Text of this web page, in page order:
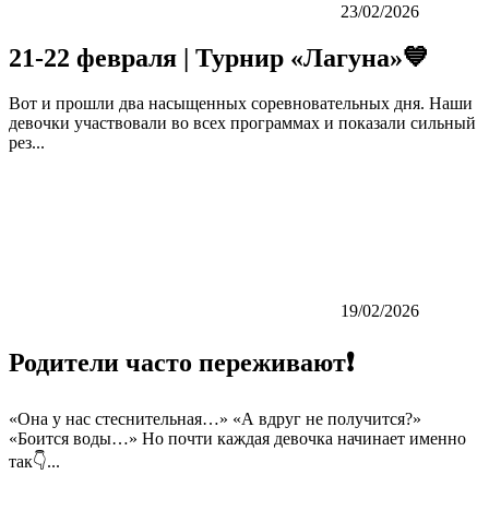
23/02/2026
21-22 февраля | Турнир «Лагуна»💙
Вот и прошли два насыщенных соревновательных дня. Наши
девочки участвовали во всех программах и показали сильный
рез...
19/02/2026
Родители часто переживают❗️
«Она у нас стеснительная…» «А вдруг не получится?»
«Боится воды…» Но почти каждая девочка начинает именно
так👇...